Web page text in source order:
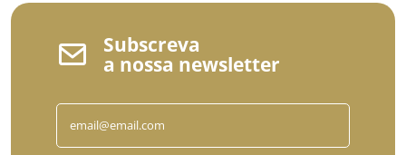
Subscreva
a nossa newsletter